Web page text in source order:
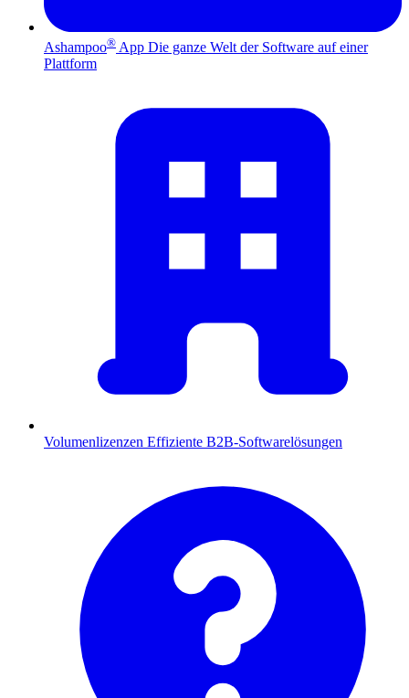
Ashampoo® App Die ganze Welt der Software auf einer
Plattform
Volumenlizenzen Effiziente B2B-Softwarelösungen